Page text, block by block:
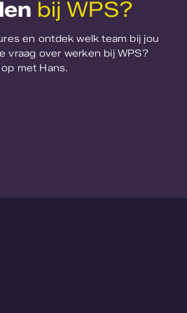
bij WPS?
en ontdek welk team bij jou
vraag over werken bij WPS?
met Hans.